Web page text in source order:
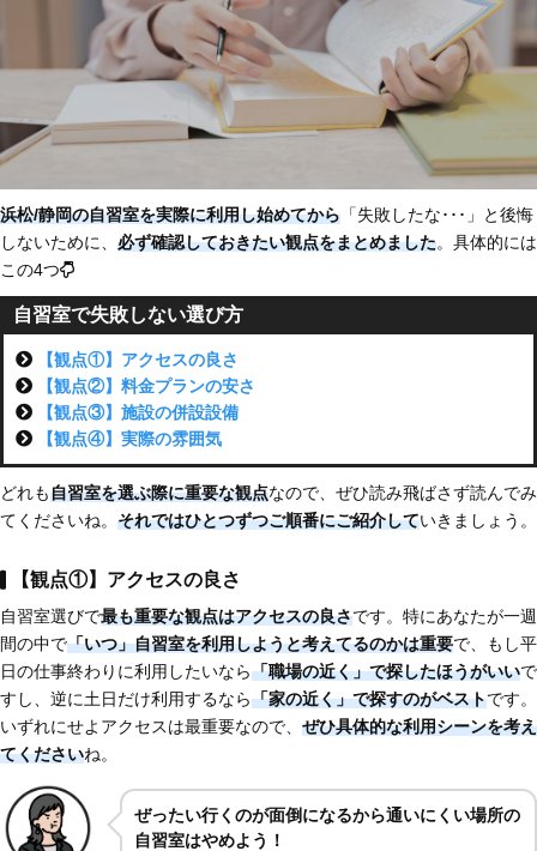
浜松/静岡の自習室を実際に利用し始めてから 「失敗したな･･･」と後悔
しないために、 必ず確認しておきたい観点をまとめました。具体的には
この4つ
自習室で失敗しない選び方
【観点①】アクセスの良さ
【観点②】料金プランの安さ
【観点③】施設の併設設備
【観点④】実際の雰囲気
どれも自習室を選ぶ際に重要な観点なので、ぜひ読み飛ばさず読んでみ
てくださいね。 それではひとつずつご順番にご紹介していきましょう。
【観点①】アクセスの良さ
自習室選びで最も重要な観点はアクセスの良さです。特にあなたが一週
間の中で「いつ」自習室を利用しようと考えてるのかは重要で、もし平
日の仕事終わりに利用したいなら「職場の近く」で探したほうがいいで
すし、逆に土日だけ利用するなら「家の近く」で探すのがベストです。
いずれにせよアクセスは最重要なので、 ぜひ具体的な利用シーンを考え
てくださいね。
ぜったい行くのが面倒になるから通いにくい場所の
自習室はやめよう！